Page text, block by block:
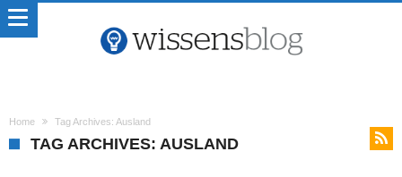
Home Tag Archives: Ausland
TAG ARCHIVES: AUSLAND